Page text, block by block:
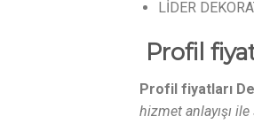
LİDER
Profil
Profil fiyatları
hizmet anlayışı